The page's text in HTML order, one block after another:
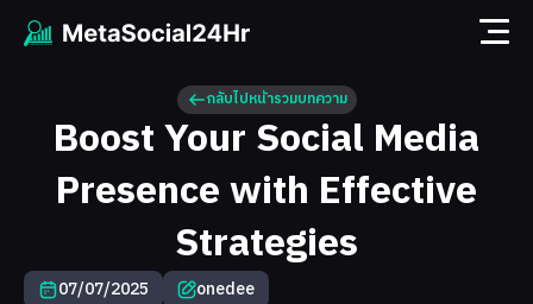
กลับไปหน้ารวมบทความ
Boost Your Social Media
Presence with Effective
Strategies
07/07/2025
onedee